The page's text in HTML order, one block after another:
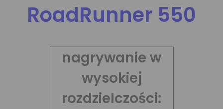
RoadRunner 550
nagrywanie w
wysokiej
rozdzielczości: